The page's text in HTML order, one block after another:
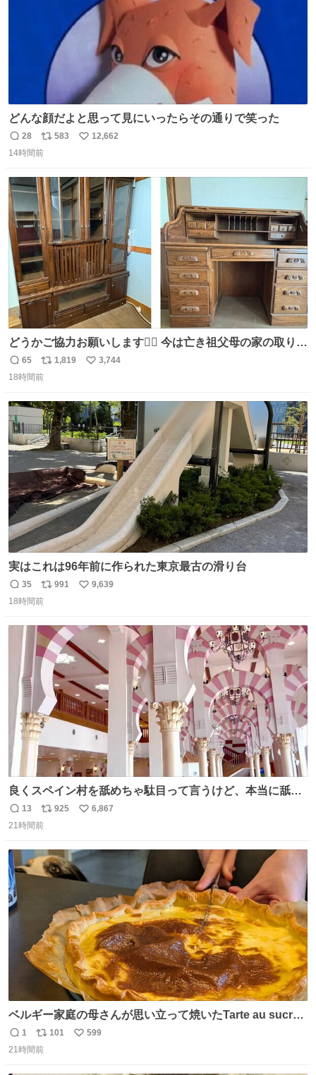
どんな顔だよと思って見にいったらその通りで笑った
返
信
28
リ
ポ
ト
数
583
い
数
12,662
14時間前
どうかご協力お願いします🙇‍♂️ 今は亡き祖父母の家の取り壊
しが決まり、どうしても処分して欲しくない食器棚と机の
引き取り手を探しております この2つは私の祖母が当初一
さで亡くなりましたが、この家具達をとても大切にしてお
りました 続く↓
返
信
65
リ
ポ
ト
数
1,819
い
数
3,744
18時間前
実はこれは96年前に作られた東京最古の滑り台
返
信
35
リ
ポ
ト
数
991
い
9,639
18時間前
良くスペイン村を舐めちゃ駄目って言うけど、本当に舐め
ちゃ行けないのはスペィン村ホテル🏛🏨 だってロビーから
中庭抜けるだけでこの有様🤩 ディズニーホテル泊まってる
ニャは益々素晴らしい場所になってる
返
信
13
リ
ポ
ト
数
925
い
数
6,867
21時間前
ベルギー家庭の母さんが思い立って焼いたTarte au sucre
は「砂糖のケーキ」。パイ生地に砂糖をたっぷり振りか
け、クリームと卵の液を注いで焼くだけ。溶けた砂糖はね
返
信
1
リ
ポ
101
い
599
21時間前